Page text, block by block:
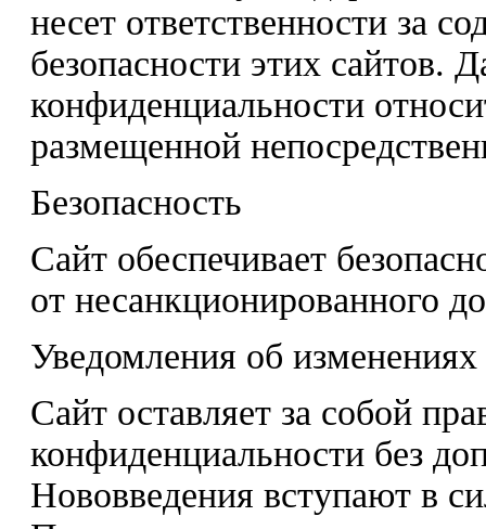
несет ответственности за
безопасности этих сайтов.
конфиденциальности
размещенной
Безопасность
Сайт обеспечивает
от несанкционированного
Уведомления об изменениях
Сайт оставляет за собой
конфиденциальности без
Нововведения вступают в